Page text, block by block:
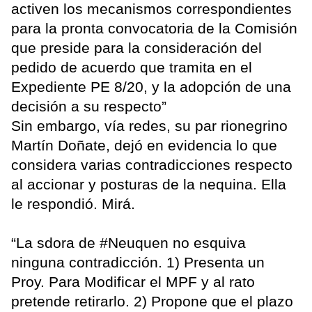
activen los mecanismos correspondientes
para la pronta convocatoria de la Comisión
que preside para la consideración del
pedido de acuerdo que tramita en el
Expediente PE 8/20, y la adopción de una
decisión a su respecto”
Sin embargo, vía redes, su par rionegrino
Martín Doñate, dejó en evidencia lo que
considera varias contradicciones respecto
al accionar y posturas de la nequina. Ella
le respondió. Mirá.
“La sdora de #Neuquen no esquiva
ninguna contradicción. 1) Presenta un
Proy. Para Modificar el MPF y al rato
pretende retirarlo. 2) Propone que el plazo